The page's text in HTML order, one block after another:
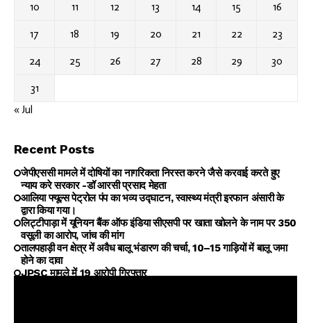
10 11 12 13 14 15 16
17 18 19 20 21 22 23
24 25 26 27 28 29 30
31
« Jul
Recent Posts
जेपीएससी मामले में दोषियों का नागरिकता निरस्त करने जैसे करवाई करते हुए
न्याय करे सरकार -डॉ आरसी प्रसाद मेहता
आलिया फ्यूल्स पेट्रोल पंप का भव्य उद्घाटन, स्वास्थ्य मंत्री इरफान अंसारी के
द्वारा किया गया।
लिट्टीपाड़ा में यूनियन बैंक ऑफ इंडिया सीएसपी पर खाता खोलने के नाम पर ₹350
वसूली का आरोप, जांच की मांग
तालपहाड़ी वन क्षेत्र में अवैध बालू भंडारण की चर्चा, 10–15 गाड़ियों में बालू जमा
होने का दावा
JPSC मामले में 19 आरोपी गिरफ्तार